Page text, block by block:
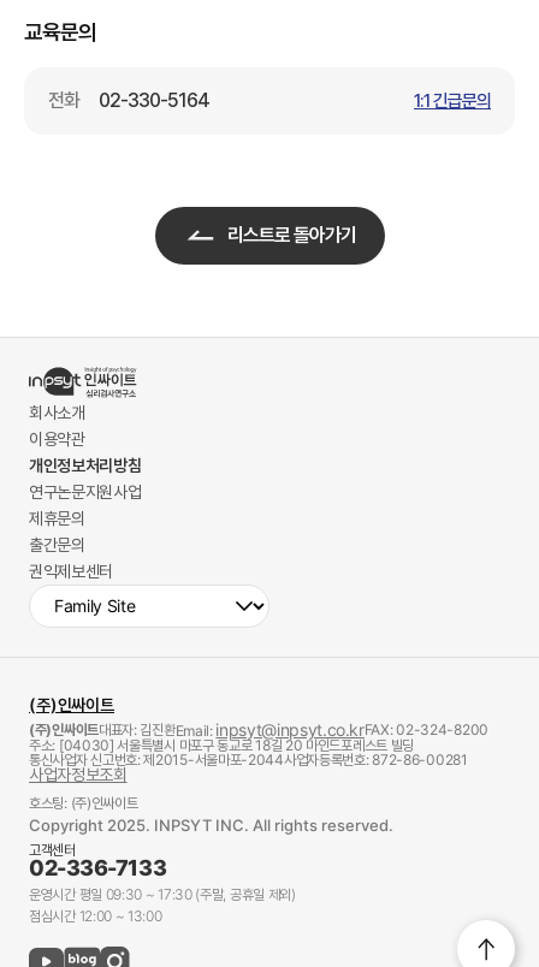
교육문의
전화 02-330-5164 1:1 긴급문의
리스트로 돌아가기
회사소개
이용약관
개인정보처리방침
연구논문지원사업
제휴문의
출간문의
권익제보센터
(주)인싸이트
(주)인싸이트대표자: 김진환Email: inpsyt@inpsyt.co.krFAX: 02-324-8200
주소: [04030] 서울특별시 마포구 동교로 18길 20 마인드포레스트 빌딩
통신사업자 신고번호: 제2015-서울마포-2044사업자등록번호: 872-86-00281
사업자정보조회
호스팅: (주)인싸이트
Copyright 2025. INPSYT INC. All rights reserved.
고객센터
02-336-7133
운영시간 평일 09:30 ~ 17:30 (주말, 공휴일 제외)
점심시간 12:00 ~ 13:00